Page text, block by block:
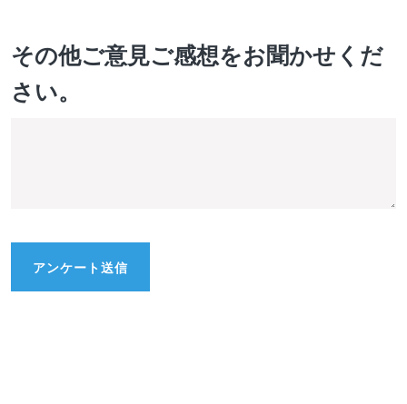
その他ご意見ご感想をお聞かせくだ
さい。